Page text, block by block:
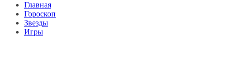
Главная
Гороскоп
Звезды
Игры